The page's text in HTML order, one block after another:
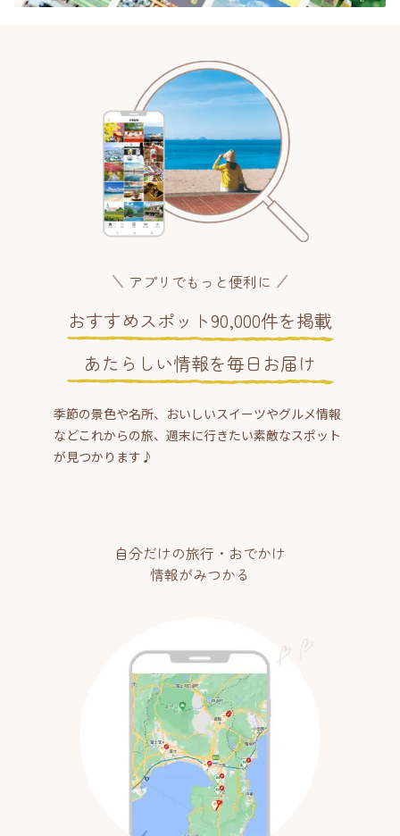
アプリでもっと便利に
おすすめスポット90,000件を掲載
あたらしい情報を毎日お届け
季節の景色や名所、おいしいスイーツやグルメ情報
などこれからの旅、週末に行きたい素敵なスポット
が見つかります♪
自分だけの旅行・おでかけ
情報がみつかる